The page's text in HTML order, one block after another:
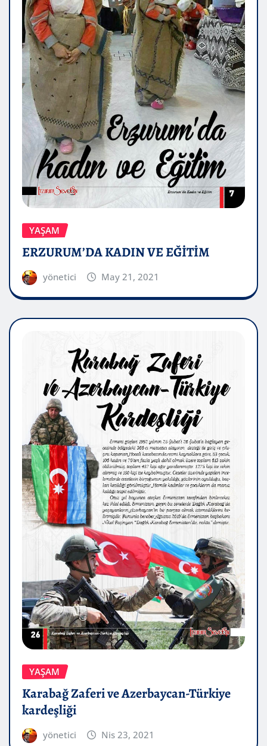
YAŞAM
ERZURUM’DA KADIN VE EĞİTİM
yönetici May 21, 2021
YAŞAM
Karabağ Zaferi ve Azerbaycan-Türkiye
kardeşliği
yönetici Nis 23, 2021